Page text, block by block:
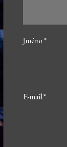
Jméno*
E-mail*